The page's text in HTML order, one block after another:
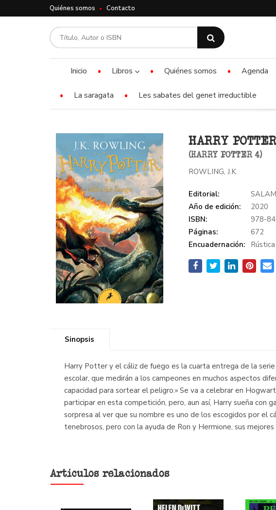
Quiénes somos Contacto
Inicio Libros Quiénes somos Agenda
La saragata Les sabates del genet irreductible
HARRY
(HARRY POTTER 4)
ROWLING, J.K.
Editorial:
Año de edición:
2020
ISBN:
978-
Páginas:
672
Encuadernación:
Rústica
Sinopsis
Harry Potter y el cáliz de fuego es la cuarta entrega de la
escolar, que medirán a los campeones en muchos aspectos
capacidad para sortear el peligro.» Se va a celebrar en
participar en esta competición, pero, aun así, Harry sueña con
sorpresa al ver que su nombre es uno de los escogidos por el
tenebrosos, pero con la ayuda de Ron y Hermione, sus mejores
Artículos relacionados